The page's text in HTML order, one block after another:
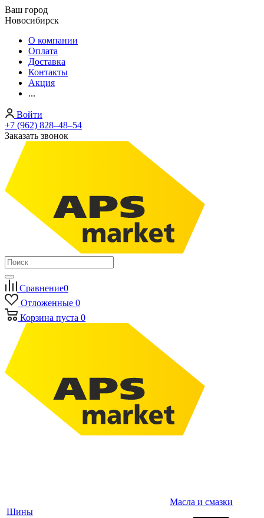
Ваш город
Новосибирск
О компании
Оплата
Доставка
Контакты
Акция
...
Войти
+7 (962) 828‒48‒54
Заказать звонок
Сравнение0
Отложенные 0
Корзина пуста 0
Шины
Масла и смазки